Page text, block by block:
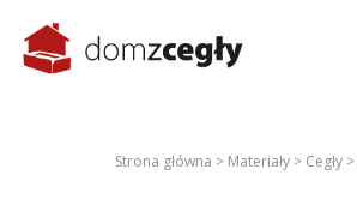
Strona główna > Materiały > Cegły >